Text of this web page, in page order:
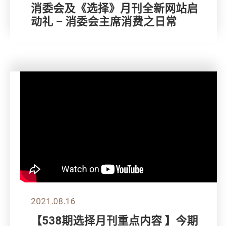
消委会及《选择》月刊全新网站启
动礼 – 消委会主席消费之日常
2021.08.16
【538期选择月刊重点内容 】今期